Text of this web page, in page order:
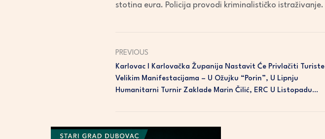
stotina eura. Policija provodi kriminalističko istraživanje.
PREVIOUS
Karlovac I Karlovačka Županija Nastavit Će Privlačiti Turiste
Velikim Manifestacijama – U Ožujku “Porin”, U Lipnju
Humanitarni Turnir Zaklade Marin Čilić, ERC U Listopadu…